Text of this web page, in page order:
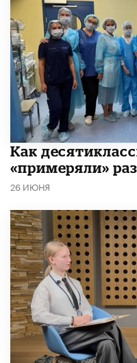
Как
«примеряли»
26 ИЮНЯ